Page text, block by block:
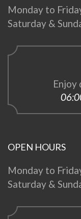
Monday to
Saturday &
Enjoy
OPEN HOURS
Monday to
Saturday &